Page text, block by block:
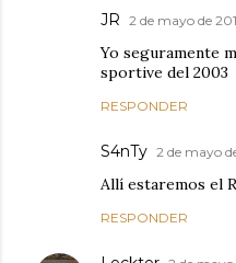
JR 2 de mayo de
Yo seguramente
sportive del 2003
RESPONDER
S4nTy 2 de mayo
Allí estaremos el
RESPONDER